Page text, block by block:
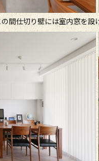
間仕切り壁には室内窓を